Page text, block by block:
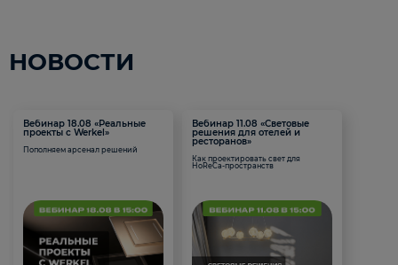
НОВОСТИ
Вебинар 18.08 «Реальные
проекты с Werkel»
Пополняем арсенал решений
Вебинар 11.08 «Световые
решения для отелей и
ресторанов»
Как проектировать свет для
HoReCa-пространств